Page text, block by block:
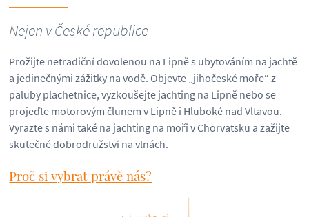
Nejen v České republice
Prožijte netradiční dovolenou na Lipně s ubytováním na jachtě
a jedinečnými zážitky na vodě. Objevte „jihočeské moře“ z
paluby plachetnice, vyzkoušejte jachting na Lipně nebo se
projeďte motorovým člunem v Lipně i Hluboké nad Vltavou.
Vyrazte s námi také na jachting na moři v Chorvatsku a zažijte
skutečné dobrodružství na vlnách.
Proč si vybrat právě nás?